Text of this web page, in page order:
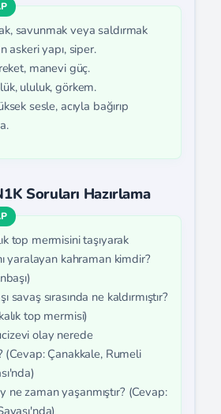
savunmak veya saldırmak
askeri yapı, siper.
manevi güç.
ululuk, görkem.
sesle, acıyla bağırıp
Soruları Hazırlama
top mermisini taşıyarak
yaralayan kahraman kimdir?
savaş sırasında ne kaldırmıştır?
top mermisi)
olay nerede
(Cevap: Çanakkale, Rumeli
ne zaman yaşanmıştır? (Cevap: